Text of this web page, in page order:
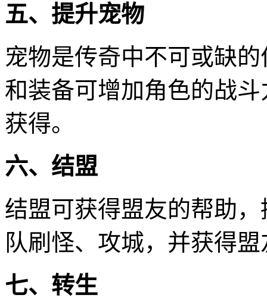
五、提升宠物
宠物是传奇中不可或缺
和装备可增加角色的战
获得。
六、结盟
结盟可获得盟友的帮助
队刷怪、攻城，并获得
七、转生